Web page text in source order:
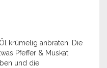
krümelig anbraten. Die
Pfeffer & Muskat
und die